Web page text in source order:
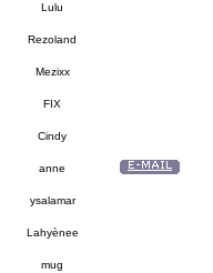
Lulu
Rezoland
Mezixx
FIX
Cindy
anne
ysalamar
Lahyènee
mug